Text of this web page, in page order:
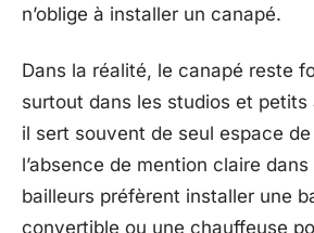
n’oblige à installer un canapé.
Dans la réalité, le canapé reste
surtout dans les studios et petits
il sert souvent de seul espace
l’absence de mention claire
bailleurs préfèrent installer une
convertible ou une chauffeuse